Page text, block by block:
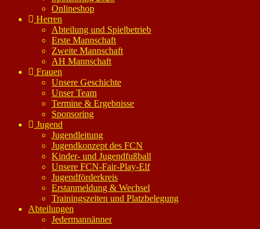
Onlineshop
Herren
Abteilung und Spielbetrieb
Erste Mannschaft
Zweite Mannschaft
AH Mannschaft
Frauen
Unsere Geschichte
Unser Team
Termine & Ergebnisse
Sponsoring
Jugend
Jugendleitung
Jugendkonzept des FCN
Kinder- und Jugendfußball
Unsere FCN-Fair-Play-Elf
Jugendförderkreis
Erstanmeldung & Wechsel
Trainingszeiten und Platzbelegung
Abteilungen
Jedermannänner